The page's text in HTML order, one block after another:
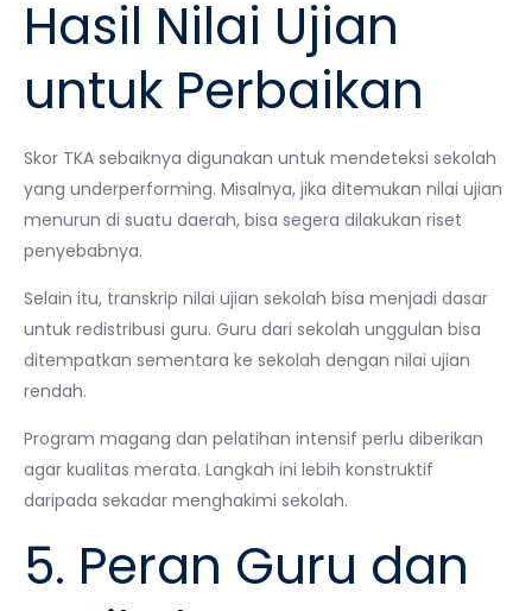
Hasil Nilai Ujian
untuk Perbaikan
Skor TKA sebaiknya digunakan untuk mendeteksi sekolah
yang underperforming. Misalnya, jika ditemukan nilai ujian
menurun di suatu daerah, bisa segera dilakukan riset
penyebabnya.
Selain itu, transkrip nilai ujian sekolah bisa menjadi dasar
untuk redistribusi guru. Guru dari sekolah unggulan bisa
ditempatkan sementara ke sekolah dengan nilai ujian
rendah.
Program magang dan pelatihan intensif perlu diberikan
agar kualitas merata. Langkah ini lebih konstruktif
daripada sekadar menghakimi sekolah.
5. Peran Guru dan